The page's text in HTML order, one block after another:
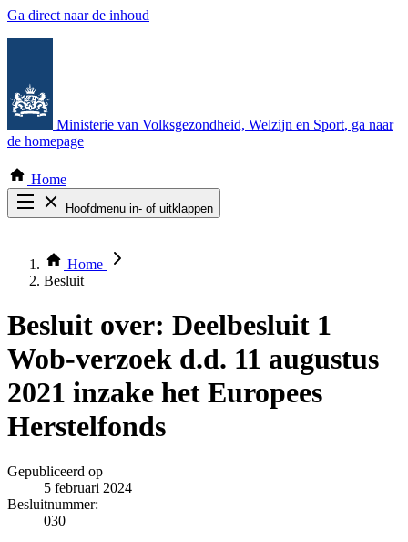
Ga direct naar de inhoud
Ministerie van Volksgezondheid, Welzijn en Sport, ga naar
de homepage
Home
Hoofdmenu in- of uitklappen
Thema COVID-19
Bekijk per bestuursorgaan
Home
Besluit
Besluit over: Deelbesluit 1
Wob-verzoek d.d. 11 augustus
2021 inzake het Europees
Herstelfonds
Gepubliceerd op
5 februari 2024
Besluitnummer:
030